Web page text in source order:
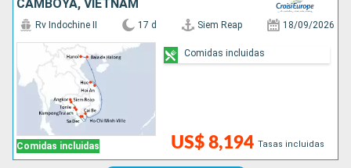
CAMBOYA, VIETNAM
Comidas incluidas
Rv Indochine II 17 d Siem Reap 18/09/2026
US$ 8,194 Tasas incluidas
Comidas incluidas